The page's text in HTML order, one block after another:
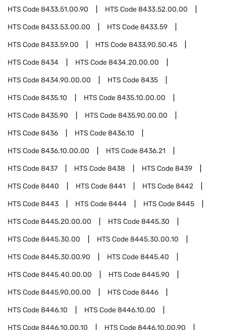
HTS Code8433.51.00.90 HTS Code8433.52.00.00
HTS Code8433.53.00.00 HTS Code8433.59
HTS Code8433.59.00 HTS Code8433.90.50.45
HTS Code8434 HTS Code8434.20.00.00
HTS Code8434.90.00.00 HTS Code8435
HTS Code8435.10 HTS Code8435.10.00.00
HTS Code8435.90 HTS Code8435.90.00.00
HTS Code8436 HTS Code8436.10
HTS Code8436.10.00.00 HTS Code8436.21
HTS Code8437 HTS Code8438 HTS Code8439
HTS Code8440 HTS Code8441 HTS Code8442
HTS Code8443 HTS Code8444 HTS Code8445
HTS Code8445.20.00.00 HTS Code8445.30
HTS Code8445.30.00 HTS Code8445.30.00.10
HTS Code8445.30.00.90 HTS Code8445.40
HTS Code8445.40.00.00 HTS Code8445.90
HTS Code8445.90.00.00 HTS Code8446
HTS Code8446.10 HTS Code8446.10.00
HTS Code8446.10.00.10 HTS Code8446.10.00.90